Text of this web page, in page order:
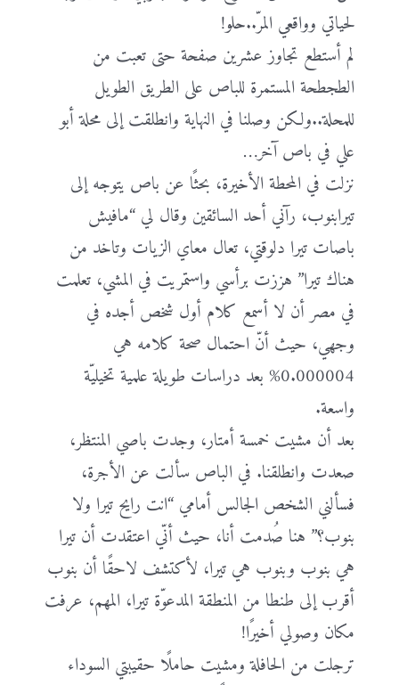
لحياتي وواقعي المرّ..حلو!
لم أستطع تجاوز عشرين صفحة حتى تعبت من
الطجطحة المستمرة للباص على الطريق الطويل
للمحلة..ولكن وصلنا في النهاية وانطلقت إلى محلة أبو
علي في باص آخر…
نزلت في المحطة الأخيرة، بحثًا عن باص يتوجه إلى
تيرابنوب، رآني أحد السائقين وقال لي “مافيش
باصات تيرا دلوقتي، تعال معاي الزيات وتاخد من
هناك تيرا” هززت برأسي واستمريت في المشي، تعلمت
في مصر أن لا أسمع كلام أول شخص أجده في
وجهي، حيث أنّ احتمال صحة كلامه هي
0.000004% بعد دراسات طويلة علمية تخيليّة
واسعة.
بعد أن مشيت خمسة أمتار، وجدت باصي المنتظر،
صعدت وانطلقنا. في الباص سألت عن الأجرة،
فسألني الشخص الجالس أمامي “انت رايح تيرا ولا
بنوب؟” هنا صُدمت أنا، حيث أنّي اعتقدت أن تيرا
هي بنوب وبنوب هي تيرا، لأكتشف لاحقًا أن بنوب
أقرب إلى طنطا من المنطقة المدعوّة تيرا، المهم، عرفت
مكان وصولي أخيرًا!
ترجلت من الحافلة ومشيت حاملًا حقيبتي السوداء